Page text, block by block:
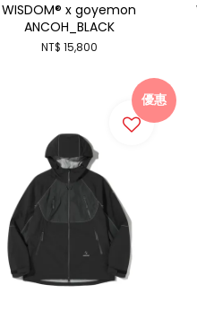
WISDOM® x goyemon
ANCOH_BLACK
NT$ 15,800
優惠